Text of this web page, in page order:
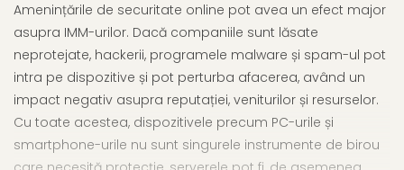
Amenințările de securitate online pot avea un efect major
asupra IMM-urilor. Dacă companiile sunt lăsate
neprotejate, hackerii, programele malware și spam-ul pot
intra pe dispozitive și pot perturba afacerea, având un
impact negativ asupra reputației, veniturilor și resurselor.
Cu toate acestea, dispozitivele precum PC-urile și
smartphone-urile nu sunt singurele instrumente de birou